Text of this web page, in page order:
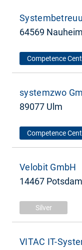
64569 Nauheim
Competence
systemzwo
89077 Ulm
Competence
Velobit GmbH
14467 Potsdam
Silver
VITAC IT-